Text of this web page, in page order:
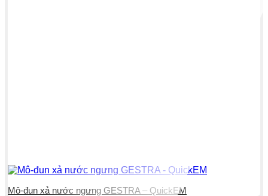
Mô-đun xả nước ngưng GESTRA – QuickEM